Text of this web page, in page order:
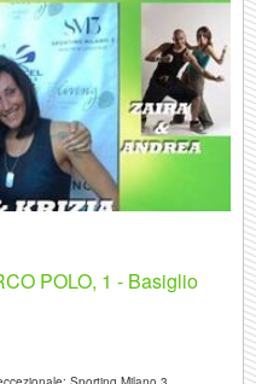
POLO, 1 - Basiglio